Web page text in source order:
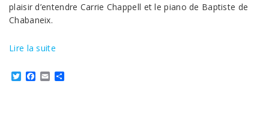
plaisir d’entendre Carrie Chappell et le piano de Baptiste de
Chabaneix.
Lire la suite
TwitterFacebook
Email